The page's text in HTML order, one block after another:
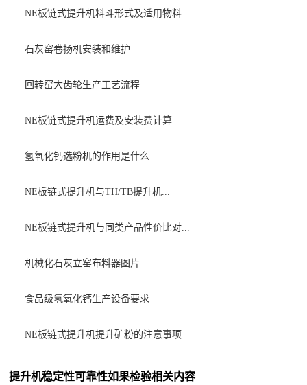
NE板链式提升机料斗形式及适用物料
石灰窑卷扬机安装和维护
回转窑大齿轮生产工艺流程
NE板链式提升机运费及安装费计算
氢氧化钙选粉机的作用是什么
NE板链式提升机与TH/TB提升机...
NE板链式提升机与同类产品性价比对...
机械化石灰立窑布料器图片
食品级氢氧化钙生产设备要求
NE板链式提升机提升矿粉的注意事项
提升机稳定性可靠性如果检验相关内容